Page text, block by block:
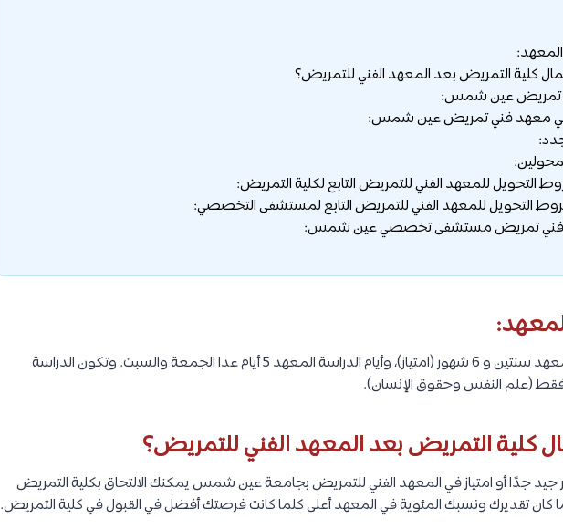
كلية التمريض بعد المعهد الفني للتمريض؟
تمريض عين شمس:
معهد فني تمريض عين شمس:
التحويل للمعهد الفني للتمريض التابع لكلية التمريض:
التحويل للمعهد الفني للتمريض التابع لمستشفى التخصصي:
تمريض مستشفى تخصصي عين شمس:
تستغرق مدة الدراسة في المعهد سنتين و 6 شهور (امتياز)، وأيام الدراسة المعهد 5 أيام عدا الجمعة والسبت. وتكون الدراسة
فقط (علم النفس وحقوق الإنسان).
التمريض بعد المعهد الفني للتمريض؟
جدًا أو امتياز في المعهد الفني للتمريض بجامعة عين شمس يمكنك الالتحاق بكلية التمريض
كان تقديرك ونسبك المئوية في المعهد أعلى كلما كانت فرصتك أفضل في القبول في كلية التمريض.